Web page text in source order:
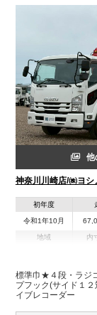
他
神奈川川崎店/㈱ヨ
初年度
令和1年10月
地域 内
標準巾★４段・ラジ
プフック(サイド１
イブレコーダー